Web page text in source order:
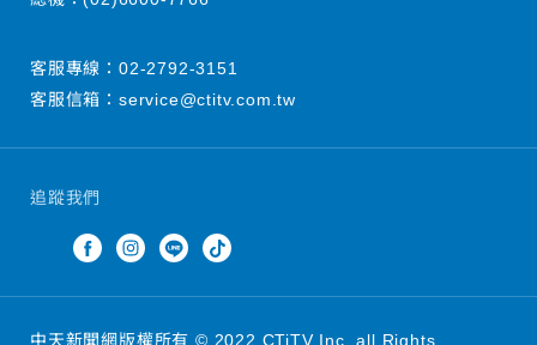
追蹤我們
客服專線： 02-2792-3151
客服信箱： service@ctitv.com.tw
中天新聞網版權所有 © 2022 CTiTV Inc. all Rights